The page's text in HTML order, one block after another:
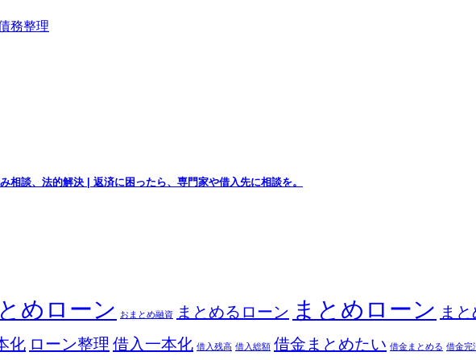
務整理
相談、法的解決 | 返済に困ったら、専門家や借入先に相談を。
めローン おまとめ融資 まとめるローン まとめローン ま
化 ローン整理 借入一本化 借入残高 借入総額 借金まとめたい 借金まとめる 借金完